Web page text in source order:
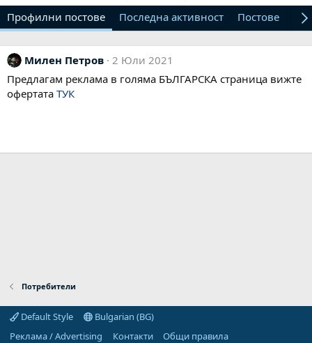
Профилни постове Последна активност Постове
Милен Петров 2 Юли 2021
Предлагам реклама в голяма БЪЛГАРСКА страница вижте
офертата ТУК
Потребители
Default Style
Bulgarian (BG)
Реклама / Advertising
Контакти
Общи правила